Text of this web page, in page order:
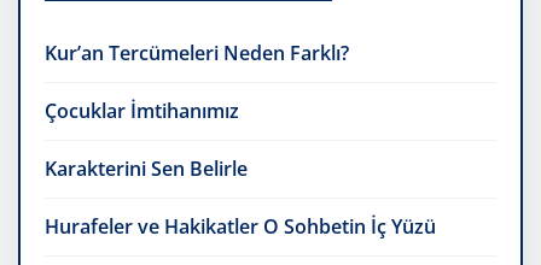
Kur’an Tercümeleri Neden Farklı?
Çocuklar İmtihanımız
Karakterini Sen Belirle
Hurafeler ve Hakikatler O Sohbetin İç Yüzü